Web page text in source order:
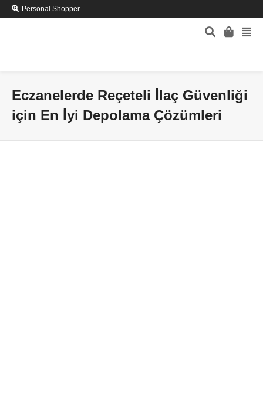
Personal Shopper
Eczanelerde Reçeteli İlaç Güvenliği
için En İyi Depolama Çözümleri